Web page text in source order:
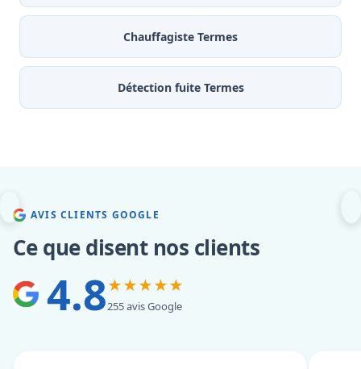
Chauffagiste Termes
Détection fuite Termes
AVIS CLIENTS GOOGLE
Ce que disent nos clients
4.8★★★★★
255 avis Google